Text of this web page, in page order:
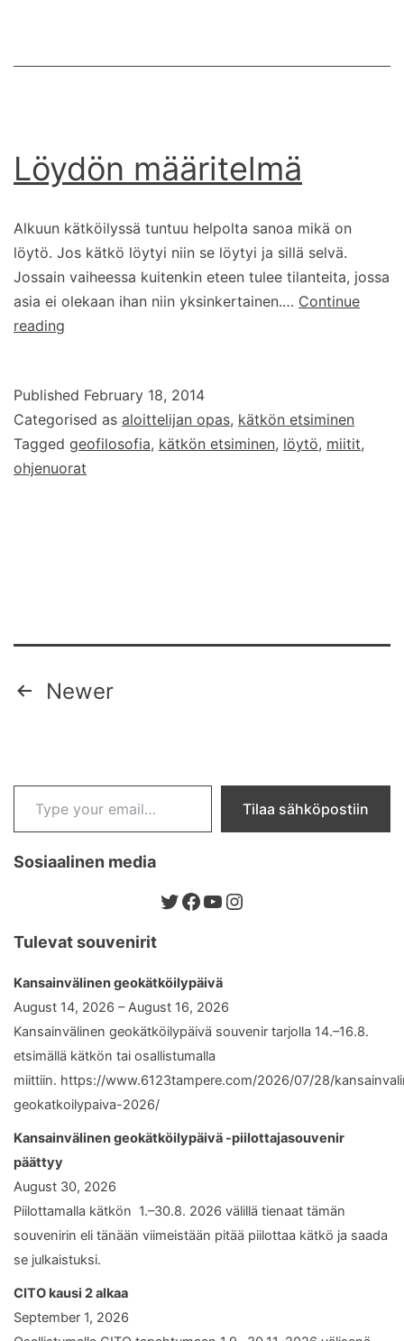
Löydön määritelmä
Alkuun kätköilyssä tuntuu helpolta sanoa mikä on
löytö. Jos kätkö löytyi niin se löytyi ja sillä selvä.
Jossain vaiheessa kuitenkin eteen tulee tilanteita, jossa
asia ei olekaan ihan niin yksinkertainen.… Continue
reading
Published February 18, 2014
Categorised as aloittelijan opas, kätkön etsiminen
Tagged geofilosofia, kätkön etsiminen, löytö, miitit,
ohjenuorat
Posts
Newer
Type your email…
Tilaa sähköpostiin
Sosiaalinen media
Twitter
Facebook
YouTube
Instagram
Tulevat souvenirit
Kansainvälinen geokätköilypäivä
August 14, 2026 – August 16, 2026
Kansainvälinen geokätköilypäivä souvenir tarjolla 14.–16.8.
etsimällä kätkön tai osallistumalla
miittiin. https://www.6123tampere.com/2026/07/28/
geokatkoilypaiva-2026/
Kansainvälinen geokätköilypäivä -piilottajasouvenir
päättyy
August 30, 2026
Piilottamalla kätkön 1.–30.8. 2026 välillä tienaat tämän
souvenirin eli tänään viimeistään pitää piilottaa kätkö ja saada
se julkaistuksi.
CITO kausi 2 alkaa
September 1, 2026